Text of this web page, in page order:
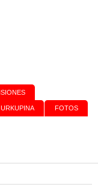
URKUPINA FOTOS